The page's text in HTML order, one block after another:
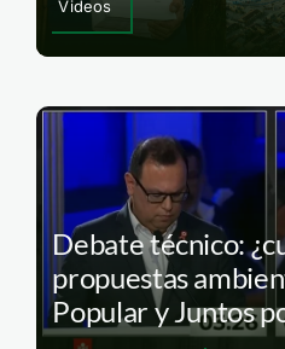
Videos
Debate técnico:
propuestas
Popular y Juntos